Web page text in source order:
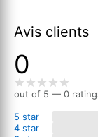
Avis clients
0
out of 5 — 0
5 star
4 star